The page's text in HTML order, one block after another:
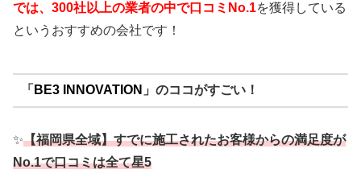
では、300社以上の業者の中で口コミNo.1を獲得している
というおすすめの会社です！
「 BE3 INNOVATION 」のココがすごい！
✨【福岡県全域】すでに施工されたお客様からの満足度が
No.1で口コミは全て星5